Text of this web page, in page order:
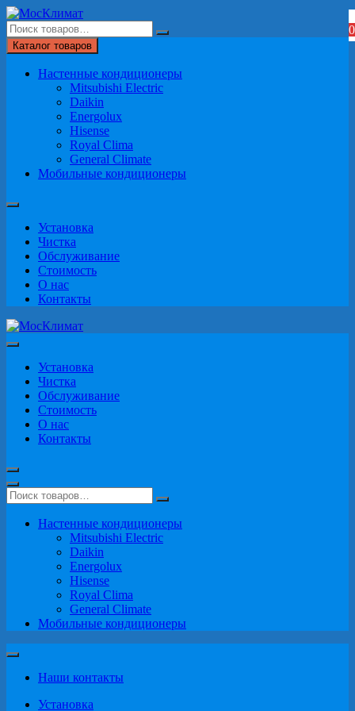
Перейти
к
содержимому
Каталог товаров
Настенные кондиционеры
Mitsubishi Electric
Daikin
Energolux
Hisense
Royal Clima
General Climate
Мобильные кондиционеры
Установка
Чистка
Обслуживание
Стоимость
О нас
Контакты
Установка
Чистка
Обслуживание
Стоимость
О нас
Контакты
Настенные кондиционеры
Mitsubishi Electric
Daikin
Energolux
Hisense
Royal Clima
General Climate
Мобильные кондиционеры
Наши контакты
Установка
0